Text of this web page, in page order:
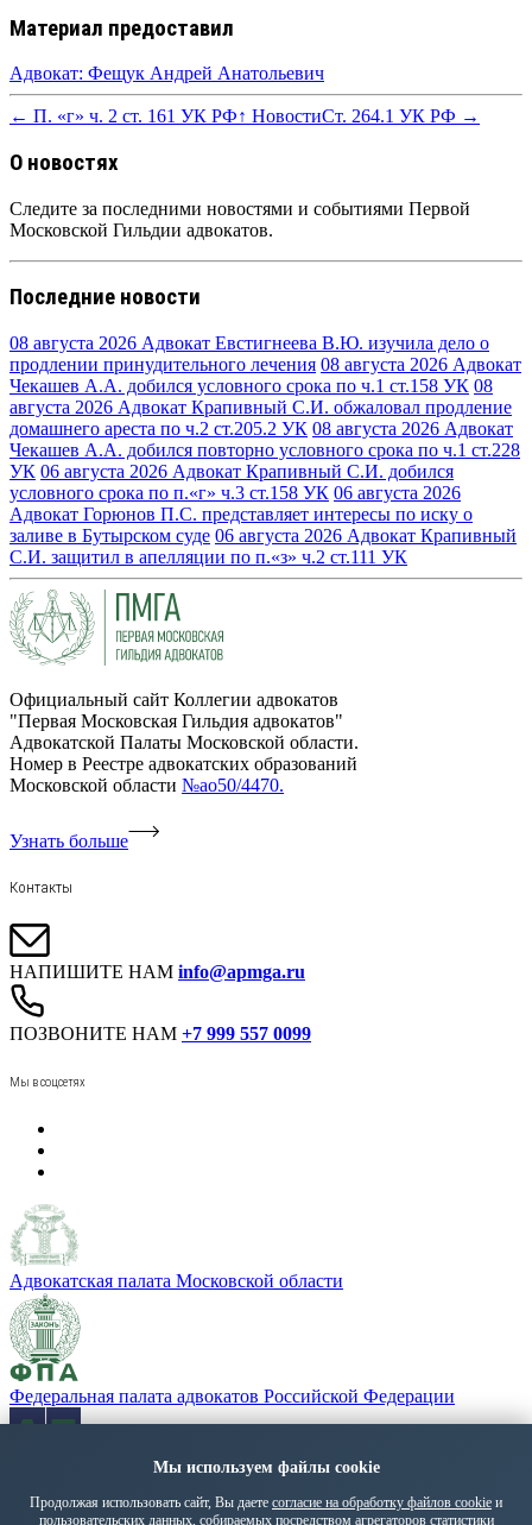
Материал предоставил
Адвокат: Фещук Андрей Анатольевич
← П. «г» ч. 2 ст. 161 УК РФ↑ НовостиСт. 264.1 УК РФ →
О новостях
Следите за последними новостями и событиями Первой
Московской Гильдии адвокатов.
Последние новости
08 августа 2026 Адвокат Евстигнеева В.Ю. изучила дело о
продлении принудительного лечения 08 августа 2026 Адвокат
Чекашев А.А. добился условного срока по ч.1 ст.158 УК 08
августа 2026 Адвокат Крапивный С.И. обжаловал продление
домашнего ареста по ч.2 ст.205.2 УК 08 августа 2026 Адвокат
Чекашев А.А. добился повторно условного срока по ч.1 ст.228
УК 06 августа 2026 Адвокат Крапивный С.И. добился
условного срока по п.«г» ч.3 ст.158 УК 06 августа 2026
Адвокат Горюнов П.С. представляет интересы по иску о
заливе в Бутырском суде 06 августа 2026 Адвокат Крапивный
С.И. защитил в апелляции по п.«з» ч.2 ст.111 УК
Официальный сайт Коллегии адвокатов
"Первая Московская Гильдия адвокатов"
Адвокатской Палаты Московской области.
Номер в Реестре адвокатских образований
Московской области №ао50/4470.
Узнать больше
Контакты
НАПИШИТЕ НАМ info@apmga.ru
ПОЗВОНИТЕ НАМ +7 999 557 0099
Мы в соцсетях
Адвокатская палата Московской области
Федеральная палата адвокатов Российской Федерации
«Адвокатская газета» - орган Федеральной палаты адвокатов
Мы используем файлы cookie
Продолжая использовать сайт, Вы даете согласие на обработку файлов cookie и
пользовательских данных, собираемых посредством агрегаторов статистики